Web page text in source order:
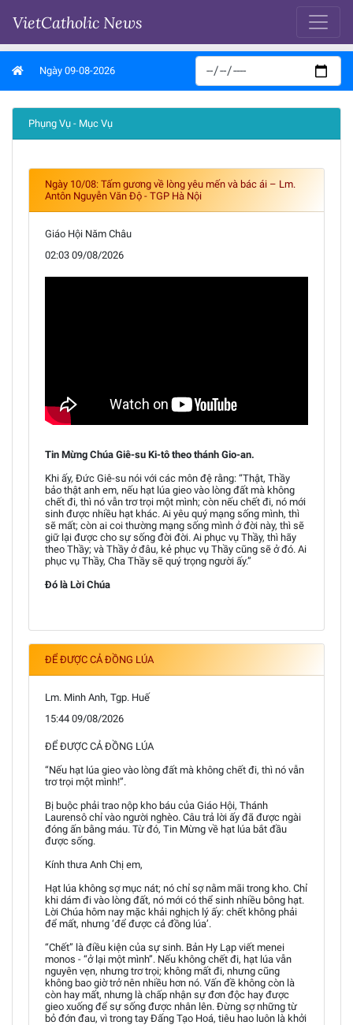
VietCatholic News
Ngày 09-08-2026
Phụng Vụ - Mục Vụ
Ngày 10/08: Tấm gương về lòng yêu mến và bác ái – Lm.
Antôn Nguyễn Văn Độ - TGP Hà Nội
Giáo Hội Năm Châu
02:03 09/08/2026
Tin Mừng Chúa Giê-su Ki-tô theo thánh Gio-an.
Khi ấy, Đức Giê-su nói với các môn đệ rằng: “Thật, Thầy
bảo thật anh em, nếu hạt lúa gieo vào lòng đất mà không
chết đi, thì nó vẫn trơ trọi một mình; còn nếu chết đi, nó mới
sinh được nhiều hạt khác. Ai yêu quý mạng sống mình, thì
sẽ mất; còn ai coi thường mạng sống mình ở đời này, thì sẽ
giữ lại được cho sự sống đời đời. Ai phục vụ Thầy, thì hãy
theo Thầy; và Thầy ở đâu, kẻ phục vụ Thầy cũng sẽ ở đó. Ai
phục vụ Thầy, Cha Thầy sẽ quý trọng người ấy.”
Đó là Lời Chúa
ĐỂ ĐƯỢC CẢ ĐỒNG LÚA
Lm. Minh Anh, Tgp. Huế
15:44 09/08/2026
ĐỂ ĐƯỢC CẢ ĐỒNG LÚA
“Nếu hạt lúa gieo vào lòng đất mà không chết đi, thì nó vẫn
trơ trọi một mình!”.
Bị buộc phải trao nộp kho báu của Giáo Hội, Thánh
Laurensô chỉ vào người nghèo. Câu trả lời ấy đã được ngài
đóng ấn bằng máu. Từ đó, Tin Mừng về hạt lúa bắt đầu
được sống.
Kính thưa Anh Chị em,
Hạt lúa không sợ mục nát; nó chỉ sợ nằm mãi trong kho. Chỉ
khi dám đi vào lòng đất, nó mới có thể sinh nhiều bông hạt.
Lời Chúa hôm nay mặc khải nghịch lý ấy: chết không phải
để mất, nhưng ‘để được cả đồng lúa’.
“Chết” là điều kiện của sự sinh. Bản Hy Lạp viết menei
monos - “ở lại một mình”. Nếu không chết đi, hạt lúa vẫn
nguyên vẹn, nhưng trơ trọi; không mất đi, nhưng cũng
không bao giờ trở nên nhiều hơn nó. Vấn đề không còn là
còn hay mất, nhưng là chấp nhận sự đơn độc hay được
gieo xuống để sự sống được nhân lên. Đừng sợ những từ
bỏ đớn đau, vì trong tay Đấng Tạo Hoá, tiêu hao luôn là khởi